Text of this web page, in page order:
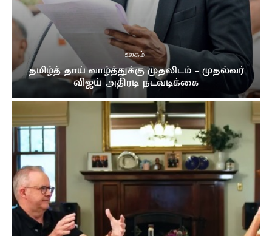
உலகம்
தமிழ்த் தாய் வாழ்த்துக்கு முதலிடம் – முதல்வர்
விஜய் அதிரடி நடவடிக்கை